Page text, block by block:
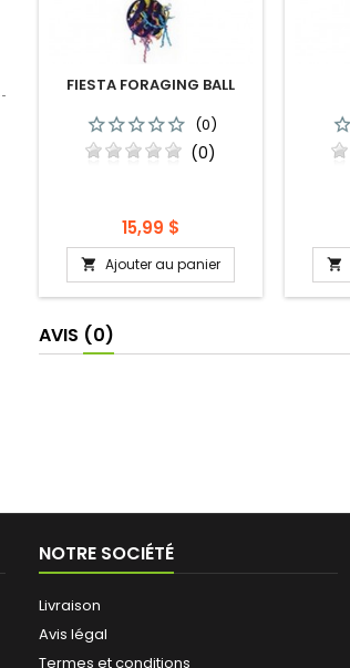
Bird brush mini
Mon oiseau adore déchiqueter ce
avr 19, 2022
FIESTA FORAGING BALL
(0)
(0)
Prix
15,99 $
 Ajouter au panier 
AVIS (0)
NOTRE SOCIÉTÉ
Livraison
Avis légal
Termes et conditions